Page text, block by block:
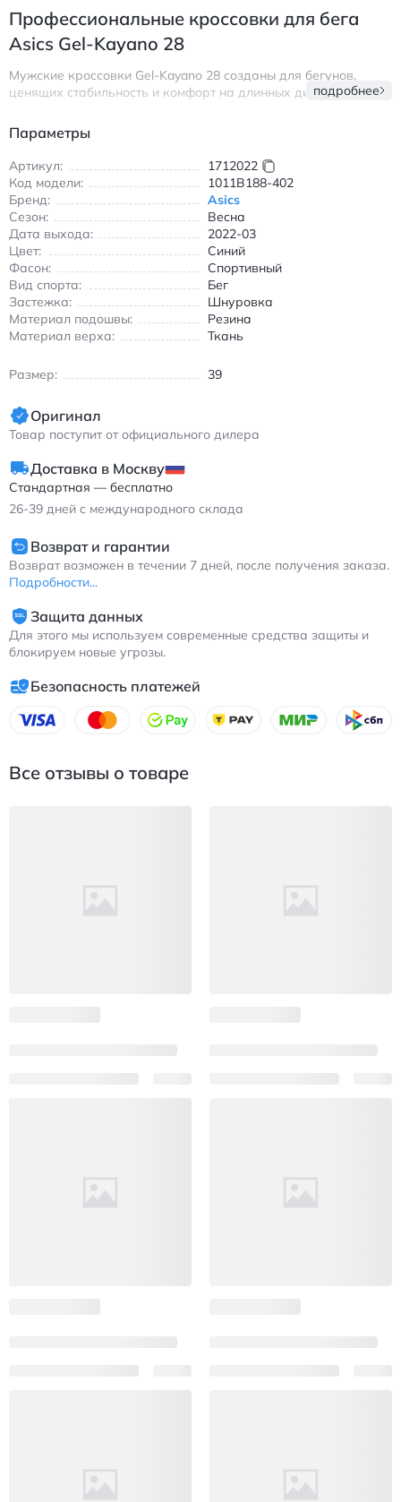
Профессиональные кроссовки для бега
Asics Gel-Kayano 28
Мужские кроссовки Gel-Kayano 28 созданы для бегунов,
ценящих стабильность и комфорт на длинных дистанциях.
превосходную воздухопроницаемость, а технология GEL в
задней части амортизирует ударные нагрузки при каждом
шаге. Подошва AHAR гарантирует износостойкость даже на
сложных поверхностях, будь то асфальт или беговая
дорожка.
Модель оснащена продвинутой системой Dynamic DuoMax для
поддержки свода стопы и стабилизации при беге. Легкая
средняя часть из материала FlyteFoam обеспечивает
упругость и возврат энергии, что особенно ценно во время
марафонов и тренировок на выносливость. Шнуровка
надежно фиксирует ногу, предотвращая проскальзывание
даже при интенсивных нагрузках.
благодаря дышащему верху и оптимальной терморегуляции.
Их сине-чёрная расцветка сочетает спортивный стиль с
универсальностью, позволяя использовать обувь как на
тренировках, так и в повседневной носке.
амортизацией GEL и сетчатым верхом
подробнее
Параметры
Артикул:
1712022
Код модели:
1011B188-402
Бренд:
Asics
Сезон:
Весна
Дата выхода:
2022-03
Цвет:
Синий
Фасон:
Спортивный
Вид спорта:
Бег
Застежка:
Шнуровка
Материал подошвы:
Резина
Материал верха:
Ткань
Размер: 39
Оригинал
Товар поступит от официального дилера
Доставка в Москву
Стандартная — бесплатно
26-39 дней с международного склада
Возврат и гарантии
Возврат возможен в течении 7 дней, после получения заказа.
Подробности...
Защита данных
Для этого мы используем современные средства защиты и
блокируем новые угрозы.
Безопасность платежей
Все отзывы о товаре